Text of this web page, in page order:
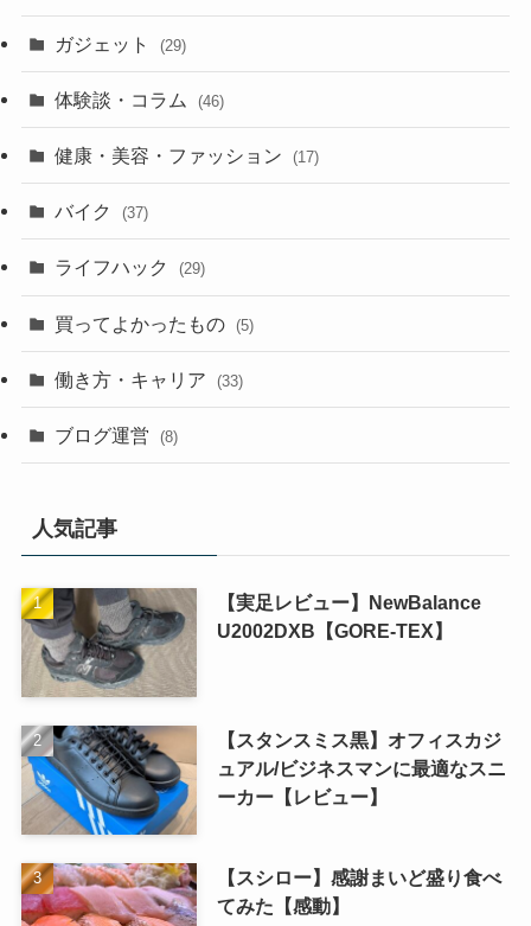
ガジェット (29)
体験談・コラム (46)
健康・美容・ファッション (17)
バイク (37)
ライフハック (29)
買ってよかったもの (5)
働き方・キャリア (33)
ブログ運営 (8)
人気記事
【実足レビュー】NewBalance
U2002DXB【GORE-TEX】
【スタンスミス黒】オフィスカジ
ュアル/ビジネスマンに最適なスニ
ーカー【レビュー】
【スシロー】感謝まいど盛り食べ
てみた【感動】